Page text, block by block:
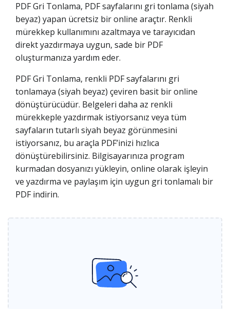
PDF Gri Tonlama, PDF sayfalarını gri tonlama (siyah
beyaz) yapan ücretsiz bir online araçtır. Renkli
mürekkep kullanımını azaltmaya ve tarayıcıdan
direkt yazdırmaya uygun, sade bir PDF
oluşturmanıza yardım eder.
PDF Gri Tonlama, renkli PDF sayfalarını gri
tonlamaya (siyah beyaz) çeviren basit bir online
dönüştürücüdür. Belgeleri daha az renkli
mürekkeple yazdırmak istiyorsanız veya tüm
sayfaların tutarlı siyah beyaz görünmesini
istiyorsanız, bu araçla PDF’inizi hızlıca
dönüştürebilirsiniz. Bilgisayarınıza program
kurmadan dosyanızı yükleyin, online olarak işleyin
ve yazdırma ve paylaşım için uygun gri tonlamalı bir
PDF indirin.